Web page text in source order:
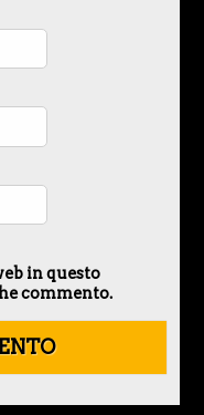
in questo
commento.